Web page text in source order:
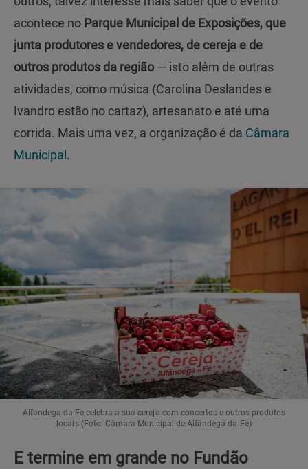
acontece no Parque Municipal de Exposições, que
junta produtores e vendedores, de cereja e de
outros produtos da região — isto além de outras
atividades, como música (Carolina Deslandes e
Ivandro estão no cartaz), artesanato e até uma
corrida. Mais uma vez, a organização é da Câmara
Municipal .
Alfandega da Fé celebra a sua cereja com concertos e outros produtos
locais (Foto: Câmara Municipal de Alfândega da Fé)
E termine em grande no Fundão